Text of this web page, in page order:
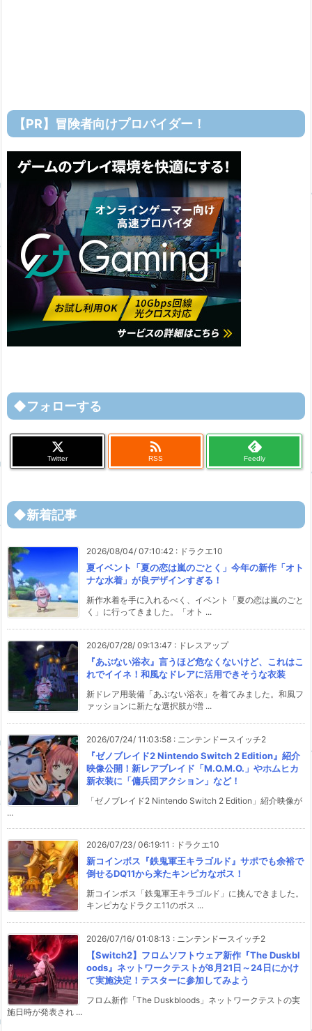
【PR】冒険者向けプロバイダー！
◆フォローする
Twitter

RSS Feedly
◆新着記事
2026/08/04/ 07:10:42 : ドラクエ10
夏イベント「夏の恋は嵐のごとく」今年の新作「オト
ナな水着」が良デザインすぎる！
新作水着を手に入れるべく、イベント「夏の恋は嵐のごと
く」に行ってきました。「オト ...
2026/07/28/ 09:13:47 : ドレスアップ
『あぶない浴衣』言うほど危なくないけど、これはこ
れでイイネ！和風なドレアに活用できそうな衣装
新ドレア用装備「あぶない浴衣」を着てみました。和風フ
ァッションに新たな選択肢が増 ...
2026/07/24/ 11:03:58 : ニンテンドースイッチ2
『ゼノブレイド2 Nintendo Switch 2 Edition』紹介
映像公開！新レアブレイド「M.O.M.O.」やホムヒカ
新衣装に「傭兵団アクション」など！
「ゼノブレイド2 Nintendo Switch 2 Edition」紹介映像が
...
2026/07/23/ 06:19:11 : ドラクエ10
新コインボス『鉄鬼軍王キラゴルド』サポでも余裕で
倒せるDQ11から来たキンピカなボス！
新コインボス「鉄鬼軍王キラゴルド」に挑んできました。
キンピカなドラクエ11のボス ...
2026/07/16/ 01:08:13 : ニンテンドースイッチ2
【Switch2】フロムソフトウェア新作『The Duskbl
oods』ネットワークテストが8月21日～24日にかけ
て実施決定！テスターに参加してみよう
フロム新作「The Duskbloods」ネットワークテストの実
施日時が発表され ...